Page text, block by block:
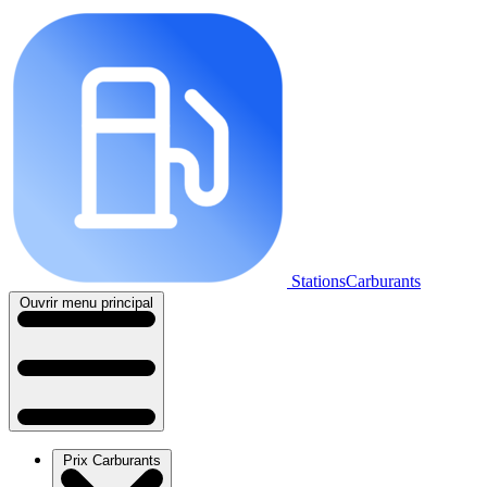
StationsCarburants
Ouvrir menu principal
Prix Carburants